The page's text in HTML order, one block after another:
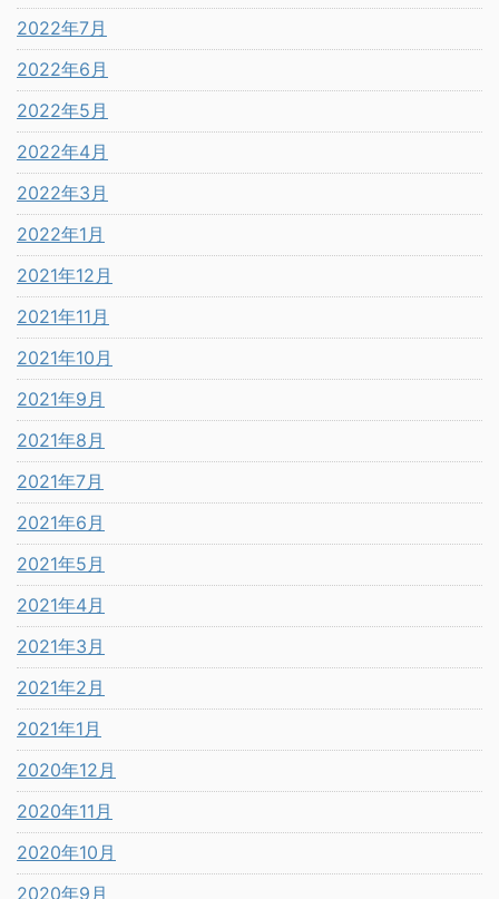
2022年7月
2022年6月
2022年5月
2022年4月
2022年3月
2022年1月
2021年12月
2021年11月
2021年10月
2021年9月
2021年8月
2021年7月
2021年6月
2021年5月
2021年4月
2021年3月
2021年2月
2021年1月
2020年12月
2020年11月
2020年10月
2020年9月